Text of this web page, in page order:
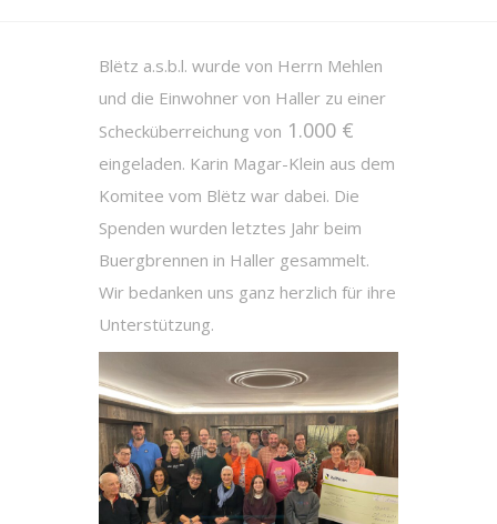
Blëtz a.s.b.l. wurde von Herrn Mehlen
und die Einwohner von Haller zu einer
Schecküberreichung von 1.000 €
eingeladen. Karin Magar-Klein aus dem
Komitee vom Blëtz war dabei. Die
Spenden wurden letztes Jahr beim
Buergbrennen in Haller gesammelt.
Wir bedanken uns ganz herzlich für ihre
Unterstützung.